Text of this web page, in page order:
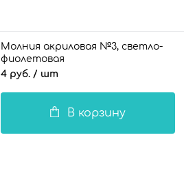
Молния акриловая №3, светло-
фиолетовая
4 руб. / шт
В корзину